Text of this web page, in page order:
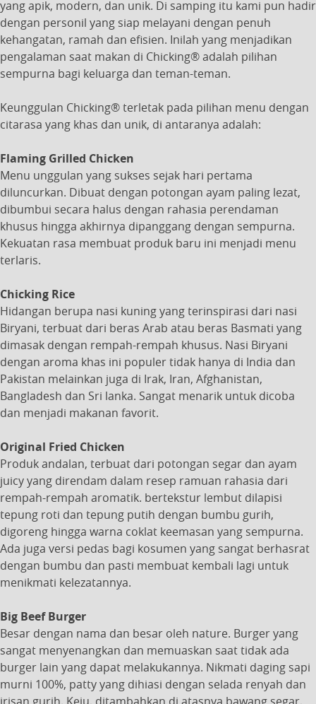
yang apik, modern, dan unik. Di samping itu kami pun hadir
dengan personil yang siap melayani dengan penuh
kehangatan, ramah dan efisien. Inilah yang menjadikan
pengalaman saat makan di Chicking® adalah pilihan
sempurna bagi keluarga dan teman-teman.
Keunggulan Chicking® terletak pada pilihan menu dengan
citarasa yang khas dan unik, di antaranya adalah:
Flaming Grilled Chicken
Menu unggulan yang sukses sejak hari pertama
diluncurkan. Dibuat dengan potongan ayam paling lezat,
dibumbui secara halus dengan rahasia perendaman
khusus hingga akhirnya dipanggang dengan sempurna.
Kekuatan rasa membuat produk baru ini menjadi menu
terlaris.
Chicking Rice
Hidangan berupa nasi kuning yang terinspirasi dari nasi
Biryani, terbuat dari beras Arab atau beras Basmati yang
dimasak dengan rempah-rempah khusus. Nasi Biryani
dengan aroma khas ini populer tidak hanya di India dan
Pakistan melainkan juga di Irak, Iran, Afghanistan,
Bangladesh dan Sri lanka. Sangat menarik untuk dicoba
dan menjadi makanan favorit.
Original Fried Chicken
Produk andalan, terbuat dari potongan segar dan ayam
juicy yang direndam dalam resep ramuan rahasia dari
rempah-rempah aromatik. bertekstur lembut dilapisi
tepung roti dan tepung putih dengan bumbu gurih,
digoreng hingga warna coklat keemasan yang sempurna.
Ada juga versi pedas bagi kosumen yang sangat berhasrat
dengan bumbu dan pasti membuat kembali lagi untuk
menikmati kelezatannya.
Big Beef Burger
Besar dengan nama dan besar oleh nature. Burger yang
sangat menyenangkan dan memuaskan saat tidak ada
burger lain yang dapat melakukannya. Nikmati daging sapi
murni 100%, patty yang dihiasi dengan selada renyah dan